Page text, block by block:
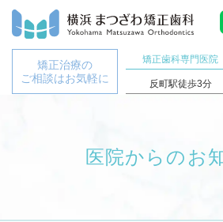
矯正治療の
ご相談はお気軽に
矯正歯科専門医院
反町駅徒歩3分
医院からのお